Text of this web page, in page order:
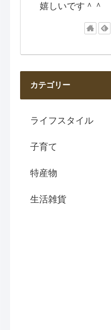
嬉しいです＾＾
カテゴリー
ライフスタイル
子育て
特産物
生活雑貨